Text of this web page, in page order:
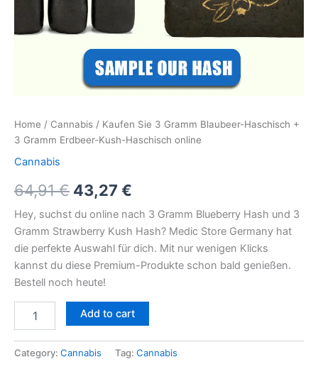
Home / Cannabis / Kaufen Sie 3 Gramm Blaubeer-Haschisch +
3 Gramm Erdbeer-Kush-Haschisch online
Cannabis
64,91€ 43,27 €
Hey, suchst du online nach 3 Gramm Blueberry Hash und 3
Gramm Strawberry Kush Hash? Medic Store Germany hat
die perfekte Auswahl für dich. Mit nur wenigen Klicks
kannst du diese Premium-Produkte schon bald genießen.
Bestell noch heute!
Add to cart
Category: Cannabis Tag: Cannabis